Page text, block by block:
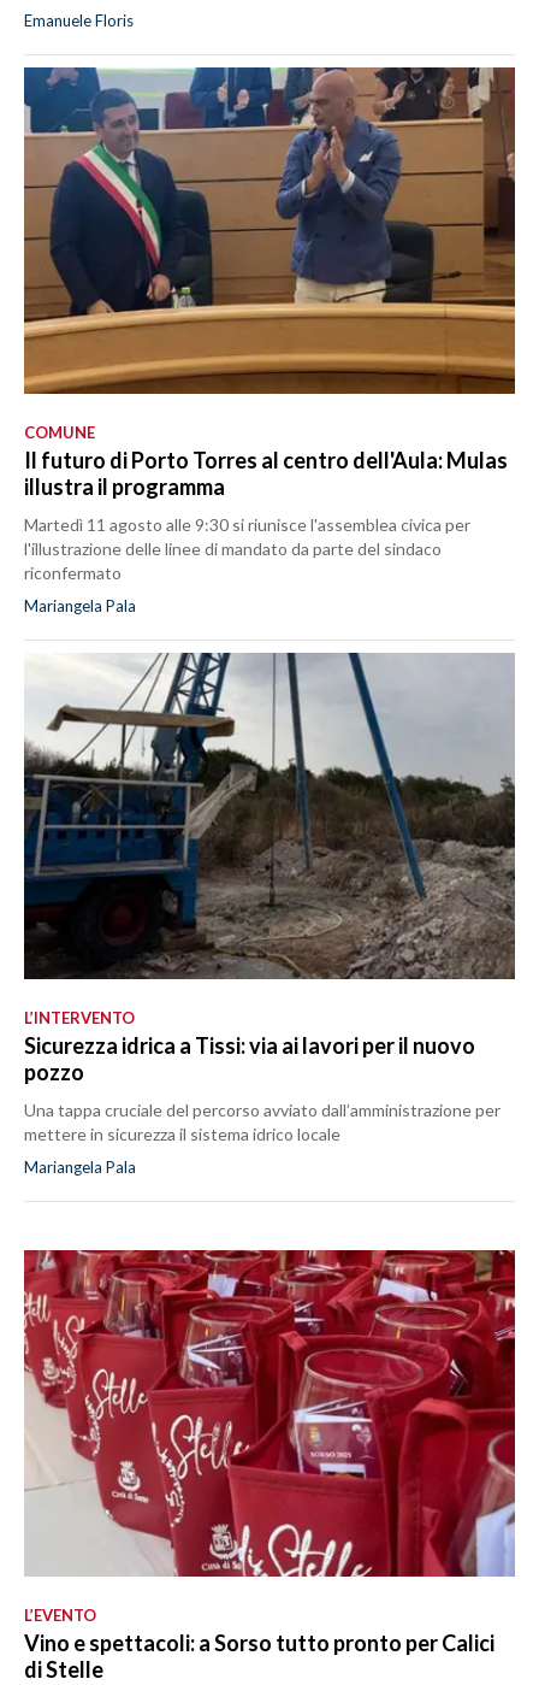
Emanuele Floris
COMUNE
Il futuro di Porto Torres al centro dell'Aula: Mulas
illustra il programma
Martedì 11 agosto alle 9:30 si riunisce l'assemblea civica per
l'illustrazione delle linee di mandato da parte del sindaco
riconfermato
Mariangela Pala
L’INTERVENTO
Sicurezza idrica a Tissi: via ai lavori per il nuovo
pozzo
Una tappa cruciale del percorso avviato dall’amministrazione per
mettere in sicurezza il sistema idrico locale
Mariangela Pala
L’EVENTO
Vino e spettacoli: a Sorso tutto pronto per Calici
di Stelle